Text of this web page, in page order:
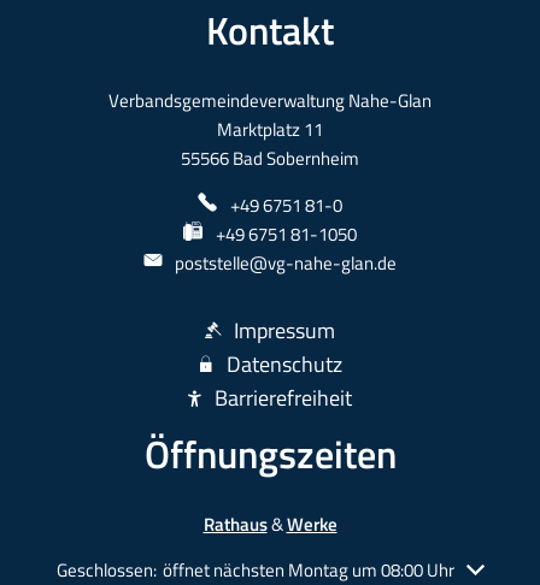
Kontakt
Verbandsgemeindeverwaltung Nahe-Glan
Marktplatz 11
55566 Bad Sobernheim
+49 6751 81-0
+49 6751 81-1050
poststelle@vg-nahe-glan.de
Impressum
Datenschutz
Barrierefreiheit
Öffnungszeiten
Rathaus&Werke
Klicken, um weitere Öffnungs- oder Schließzeiten
Geschlossen: öffnet nächsten Montag um 08:00 Uhr